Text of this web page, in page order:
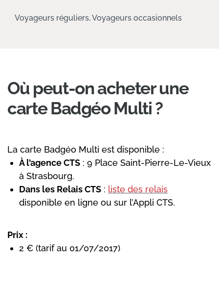
Voyageurs réguliers, Voyageurs occasionnels
Où peut-on acheter une
carte Badgéo Multi ?
La carte Badgéo Multi est disponible :
À l’agence CTS : 9 Place Saint-Pierre-Le-Vieux
à Strasbourg.
Dans les Relais CTS : liste des relais
disponible en ligne ou sur l’Appli CTS.
Prix :
2 € (tarif au 01/07/2017)